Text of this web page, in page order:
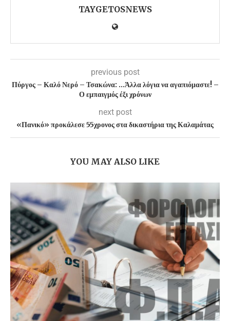
TAYGETOSNEWS
previous post
Πύργος – Καλό Νερό – Τσακώνα: …Άλλα λόγια να αγαπιόμαστε! –
Ο εμπαιγμός έξι χρόνων
next post
«Πανικό» προκάλεσε 55χρονος στα δικαστήρια της Καλαμάτας
YOU MAY ALSO LIKE